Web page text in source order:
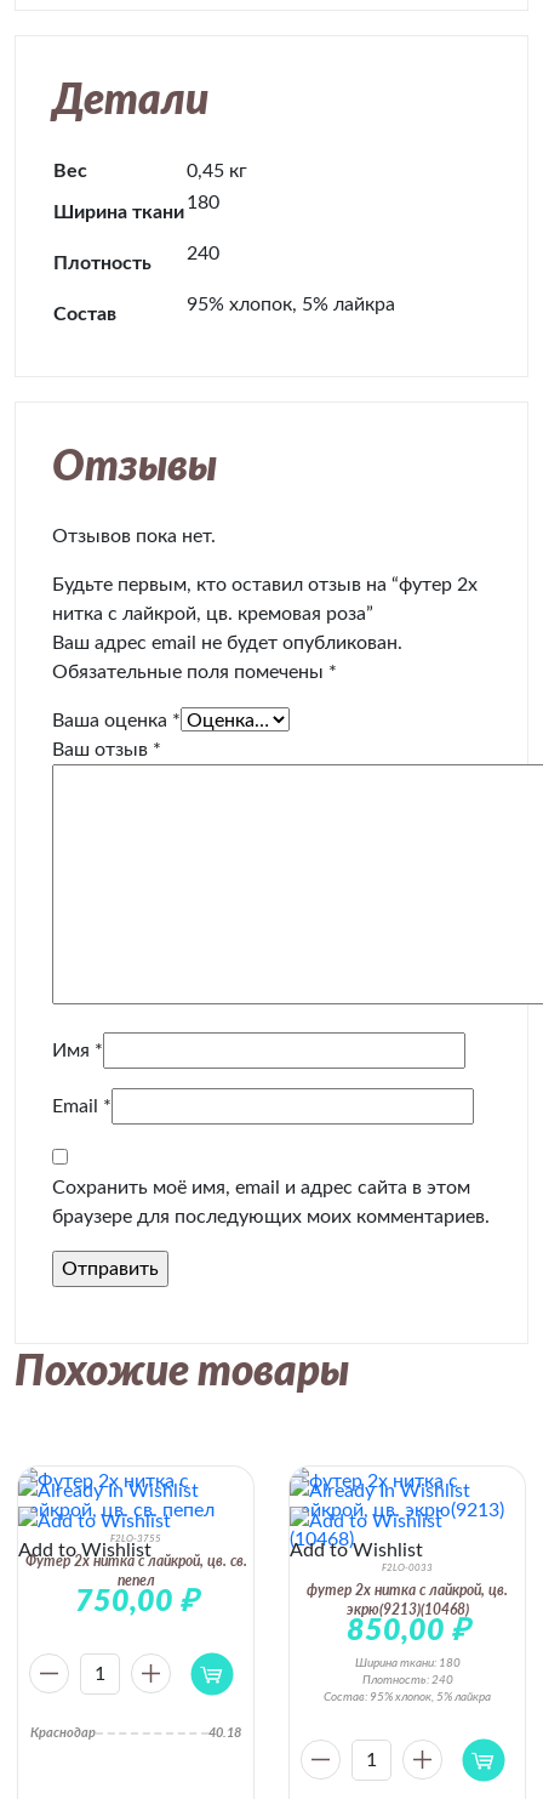
Детали
Вес 0,45 кг
Ширина ткани180
Плотность 240
Состав 95% хлопок, 5% лайкра
Отзывы
Отзывов пока нет.
Будьте первым, кто оставил отзыв на “футер 2х
нитка с лайкрой, цв. кремовая роза”
Ваш адрес email не будет опубликован.
Обязательные поля помечены *
Ваша оценка *
Ваш отзыв *
Имя *
Email *
Сохранить моё имя, email и адрес сайта в этом
браузере для последующих моих комментариев.
Похожие товары
Add to Wishlist
Previous
Next
F2LO-3755
Футер 2х нитка с лайкрой, цв. св.
пепел
750,00 ₽
1
Краснодар 40.18
Add to Wishlist
F2LO-0033
футер 2х нитка с лайкрой, цв.
экрю(9213)(10468)
850,00 ₽
Ширина ткани: 180
Плотность: 240
Состав: 95% хлопок, 5% лайкра
1